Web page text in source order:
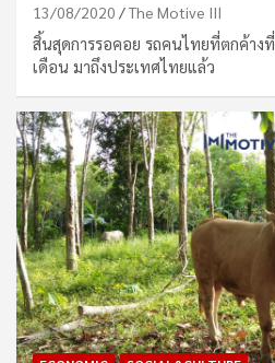
13/08/2020 The Motive III
สิ้นสุดการรอคอย รถคนไทยที่ตกค้าง
เดือน มาถึงประเทศไทยแล้ว